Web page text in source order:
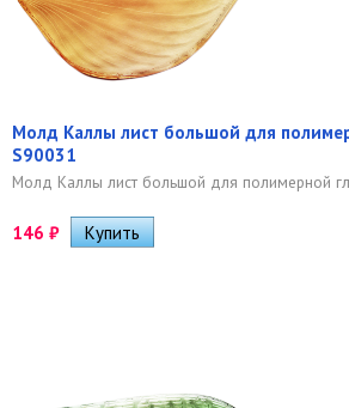
Молд Каллы лист большой для
S90031
Молд Каллы лист большой для полимерной
146 ₽